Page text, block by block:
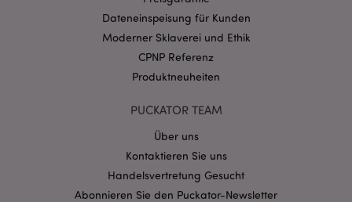
Dateneinspeisung für Kunden
Moderner Sklaverei und Ethik
CPNP Referenz
Produktneuheiten
PUCKATOR TEAM
Über uns
Kontaktieren Sie uns
Handelsvertretung Gesucht
Abonnieren Sie den Puckator-Newsletter
CookieScriptConsent
CookieScript
mage-cache-storage-section-